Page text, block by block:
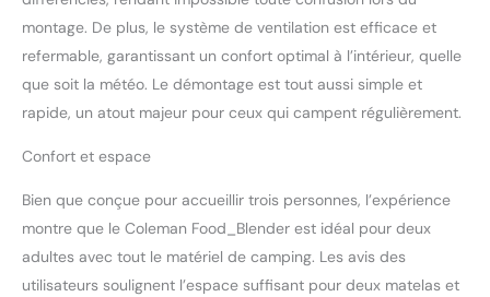
contre les rayons
ultraviolets du soleil
montage. De plus, le système de ventilation est efficace et
refermable, garantissant un confort optimal à l’intérieur, quelle
que soit la météo. Le démontage est tout aussi simple et
rapide, un atout majeur pour ceux qui campent régulièrement.
Confort et espace
Bien que conçue pour accueillir trois personnes, l’expérience
montre que le Coleman Food_Blender est idéal pour deux
adultes avec tout le matériel de camping. Les avis des
utilisateurs soulignent l’espace suffisant pour deux matelas et